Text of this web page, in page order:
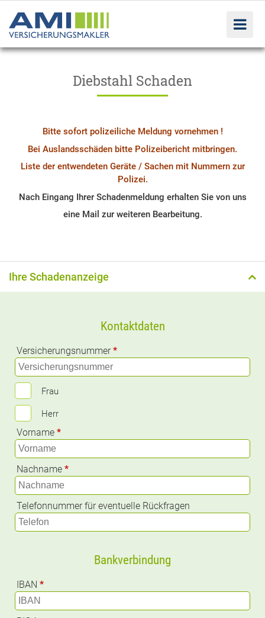
Kameraversicherung.de
Diebstahl Schaden
Bitte sofort polizeiliche Meldung vornehmen !
Bei Auslandsschäden bitte Polizeibericht mitbringen.
Liste der entwendeten Geräte / Sachen mit Nummern zur
Polizei.
Nach Eingang Ihrer Schadenmeldung erhalten Sie von uns
eine Mail zur weiteren Bearbeitung.
Ihre Schadenanzeige
Kontaktdaten
Versicherungsnummer*
Frau
Herr
Vorname *
Nachname *
Telefonnummer für eventuelle Rückfragen
Bankverbindung
IBAN *